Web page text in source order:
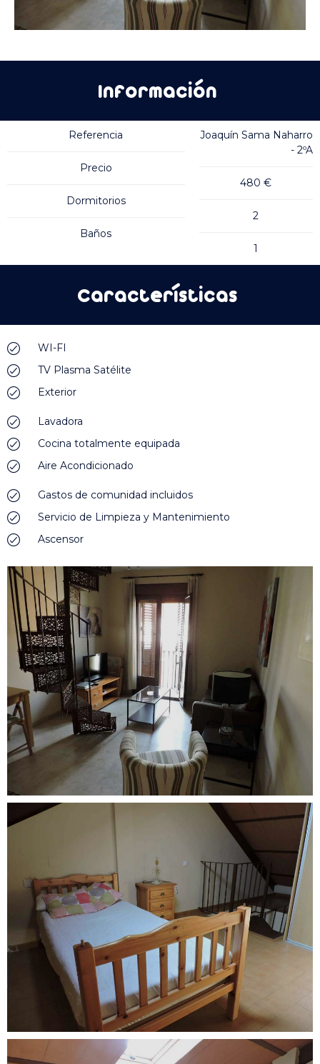
Información
Referencia
Precio
Dormitorios
Baños
Joaquín Sama Naharro
- 2ºA
480 €
2
1
Características
WI-FI
TV Plasma Satélite
Exterior
Lavadora
Cocina totalmente equipada
Aire Acondicionado
Gastos de comunidad incluidos
Servicio de Limpieza y Mantenimiento
Ascensor